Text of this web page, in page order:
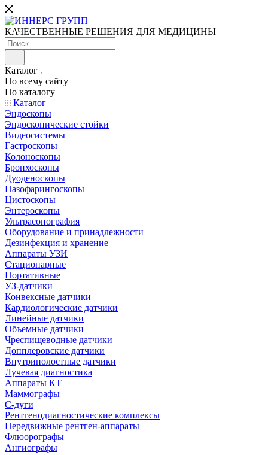
КАЧЕСТВЕННЫЕ РЕШЕНИЯ ДЛЯ МЕДИЦИНЫ
Каталог
По всему сайту
По каталогу
Каталог
Эндоскопы
Эндоскопические стойки
Видеосистемы
Гастроскопы
Колоноскопы
Бронхоскопы
Дуоденоскопы
Назофарингоскопы
Цистоскопы
Энтероскопы
Ультрасонография
Оборудование и принадлежности
Дезинфекция и хранение
Аппараты УЗИ
Стационарные
Портативные
УЗ-датчики
Конвексные датчики
Кардиологические датчики
Линейные датчики
Объемные датчики
Чреспищеводные датчики
Допплеровские датчики
Внутриполостные датчики
Лучевая диагностика
Аппараты КТ
Маммографы
С-дуги
Рентгенодиагностические комплексы
Передвижные рентген-аппараты
Флюорографы
Ангиографы